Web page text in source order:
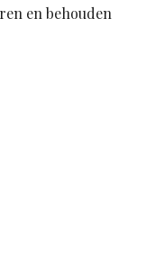
en behouden